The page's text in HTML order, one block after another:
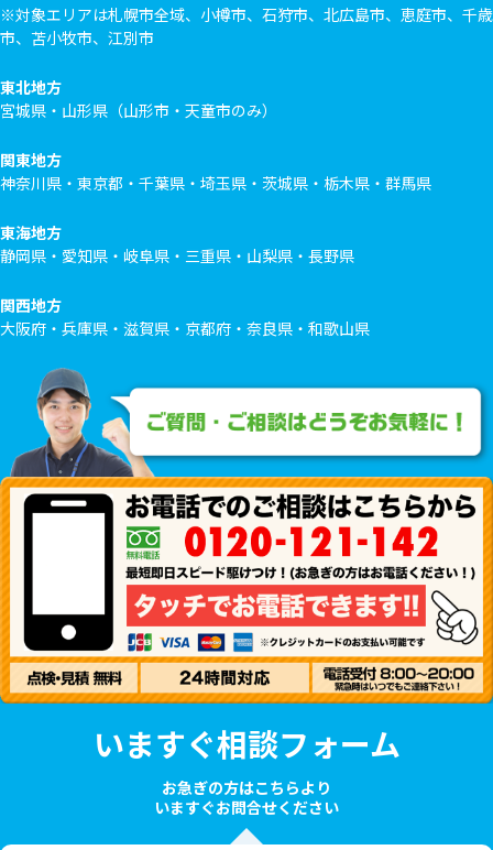
※対象エリアは札幌市全域、小樽市、石狩市、北広島市、恵庭市、千歳
市、苫小牧市、江別市
東北地方
宮城県・山形県（山形市・天童市のみ）
関東地方
神奈川県・東京都・千葉県・埼玉県・茨城県・栃木県・群馬県
東海地方
静岡県・愛知県・岐阜県・三重県・山梨県・長野県
関西地方
大阪府・兵庫県・滋賀県・京都府・奈良県・和歌山県
いますぐ相談フォーム
お急ぎの方はこちらより
いますぐお問合せください